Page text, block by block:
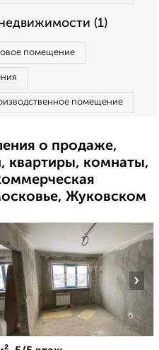
(1)
помещение
помещение
о продаже,
квартиры, комнаты,
Жуковском
›